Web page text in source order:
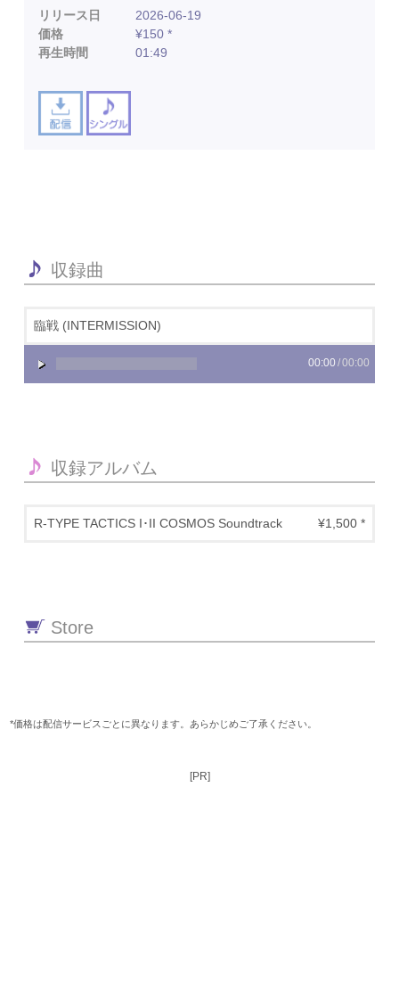
リリース日
2026-06-19
価格
¥150 *
再生時間
01:49
収録曲
臨戦 (INTERMISSION)
00:00 /00:00
収録アルバム
R-TYPE TACTICS I･II COSMOS Soundtrack ¥1,500 *
Store
*価格は配信サービスごとに異なります。あらかじめご了承ください。
[PR]